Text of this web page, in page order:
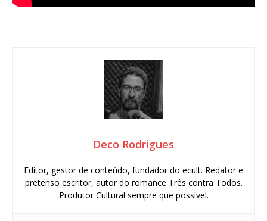
Deco Rodrigues
Editor, gestor de conteúdo, fundador do ecult. Redator e
pretenso escritor, autor do romance Três contra Todos.
Produtor Cultural sempre que possível.